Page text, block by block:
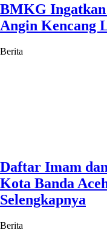
BMKG Ingatkan
Angin Kencang
Berita
Daftar Imam
Kota Banda
Selengkapnya
Berita